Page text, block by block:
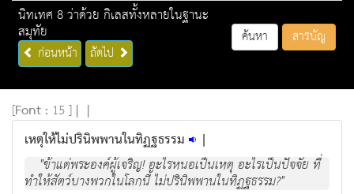
นิทเทศ 8 ว่าด้วย กิเลสทั้งหลายในฐานะ
สมุทัย
ก่อนหน้า ถัดไป
ค้นหา สารบัญ
[Font : 15 ] | |
เหตุให้ไม่ปรินิพพานในทิฏฐธรรม |
"ข้าแต่พระองค์ผู้เจริญ! อะไรหนอเป็นเหตุ อะไรเป็นปัจจัย ที่
ทำให้สัตว์บางพวกในโลกนี้ ไม่ปรินิพพานในทิฏฐธรรม?"